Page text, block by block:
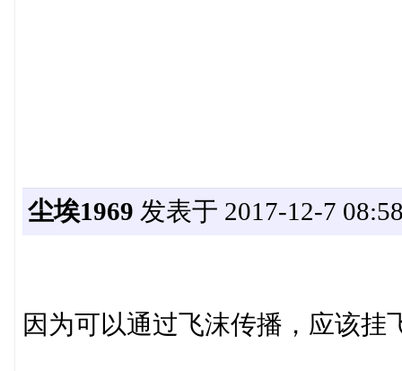
尘埃1969 发表于 2017-12-7
因为可以通过飞沫传播，应该挂